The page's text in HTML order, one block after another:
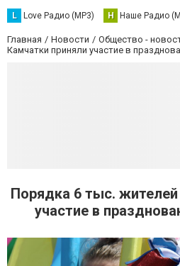
L Love Радио (MP3) Н Наше Радио
Главная Новости Общество -
Камчатки приняли участие в
Порядка 6 тыс.
участие в